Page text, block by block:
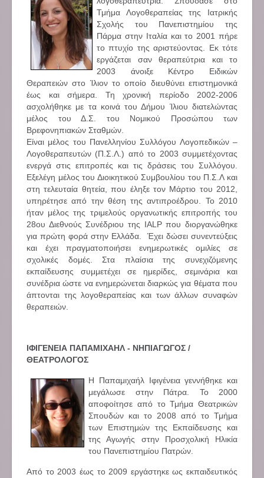
Τμήμα Λογοθεραπείας της Ιατρικής
Σχολής του Πανεπιστημίου της
Πάρμα στην Ιταλία και το 2001 πήρε
το πτυχίο της αριστεύοντας. Εκ τότε
εργάζεται σαν θεραπεύτρια και το
2003 άνοιξε Κέντρο Ειδικών
Θεραπειών στο Ίλιον το οποίο διευθύνει επιστημονικά
έως και σήμερα. Τη χρονική περίοδο 2002-2006
ασχολήθηκε με τα κοινά του Δήμου Ίλιου διατελώντας
μέλος του Δ.Σ. του Νομικού Προσώπου των
Βρεφονηπιακών Σταθμών.
Είναι μέλος του Πανελληνίου Συλλόγου Λογοπεδικών –
Λογοθεραπευτών (Π.Σ.Λ.) από το 2003 συμμετέχοντας
ενεργά στις επιτροπές και τις δράσεις του Συλλόγου.
Εξελέγη μέλος του Διοικητικού Συμβουλίου του Π.Σ.Λ και
στη τελευταία θητεία, που έληξε τον Μάρτιο του 2012,
υπηρέτησε από την θέση της αντιπροέδρου. Το 2010
ήταν μέλος της τριμελούς οργανωτικής επιτροπής του
28ου Διεθνούς Συνέδριου της IALP που διοργανώθηκε
για πρώτη φορά στην Ελλάδα. Έχει δώσει συνεντεύξεις
και έχει πραγματοποιήσει ενημερωτικές ομιλίες σε
σχολικές δομές. Στα πλαίσια της συνεχιζόμενης
εκπαίδευσης συμμετέχει σε ημερίδες, σεμινάρια και
συνέδρια ώστε να ενημερώνεται διαρκώς για θέματα που
άπτονται της λογοθεραπείας και των άλλων συναφών
θεραπειών.
ΙΦΙΓΕΝΕΙΑ ΠΑΠΑΜΙΧΑΗΛ - ΝΗΠΙΑΓΩΓΟΣ /
ΘΕΑΤΡΟΛΟΓΟΣ
Η Παπαμιχαήλ Ιφιγένεια γεννήθηκε και
μεγάλωσε στην Πάτρα. Το 2000
αποφοίτησε από το Τμήμα Θεατρικών
Σπουδών και το 2008 από το Τμήμα
των Επιστημών της Εκπαίδευσης και
της Αγωγής στην Προσχολική Ηλικία
του Πανεπιστημίου Πατρών.
Από το 2003 έως το 2009 εργάστηκε ως εκπαιδευτικός